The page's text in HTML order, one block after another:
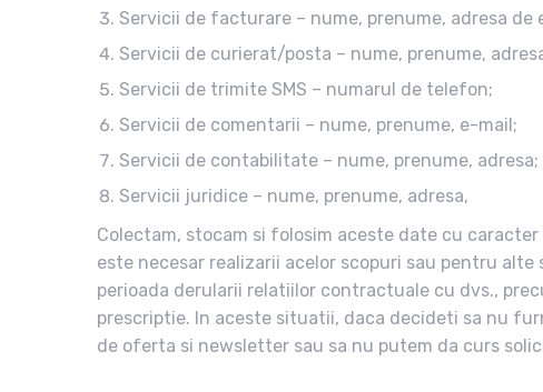
Servicii de facturare – nume, prenume, adresa
Servicii de curierat/posta – nume, prenume,
Servicii de trimite SMS – numarul de telefon;
Servicii de comentarii – nume, prenume, e-mail;
Servicii de contabilitate – nume, prenume, adresa;
Servicii juridice – nume, prenume, adresa,
Colectam, stocam si folosim aceste date cu
este necesar realizarii acelor scopuri sau pentru
perioada derularii relatiilor contractuale cu dvs.,
prescriptie. In aceste situatii, daca decideti sa nu
de oferta si newsletter sau sa nu putem da curs